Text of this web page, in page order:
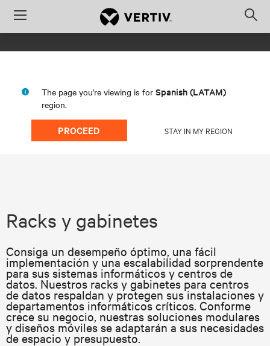
Menu
The page you're viewing is for Spanish (LATAM)
region.
PROCEED STAY IN MY REGION
Racks y gabinetes
Consiga un desempeño óptimo, una fácil
implementación y una escalabilidad sorprendente
para sus sistemas informáticos y centros de
datos. Nuestros racks y gabinetes para centros
de datos respaldan y protegen sus instalaciones y
departamentos informáticos críticos. Conforme
crece su negocio, nuestras soluciones modulares
y diseños móviles se adaptarán a sus necesidades
de espacio y presupuesto.